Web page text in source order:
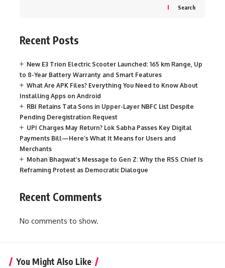
Search
Recent Posts
New E3 Trion Electric Scooter Launched: 165 km Range, Up
to 8-Year Battery Warranty and Smart Features
What Are APK Files? Everything You Need to Know About
Installing Apps on Android
RBI Retains Tata Sons in Upper-Layer NBFC List Despite
Pending Deregistration Request
UPI Charges May Return? Lok Sabha Passes Key Digital
Payments Bill—Here’s What It Means for Users and
Merchants
Mohan Bhagwat’s Message to Gen Z: Why the RSS Chief Is
Reframing Protest as Democratic Dialogue
Recent Comments
No comments to show.
You Might Also Like